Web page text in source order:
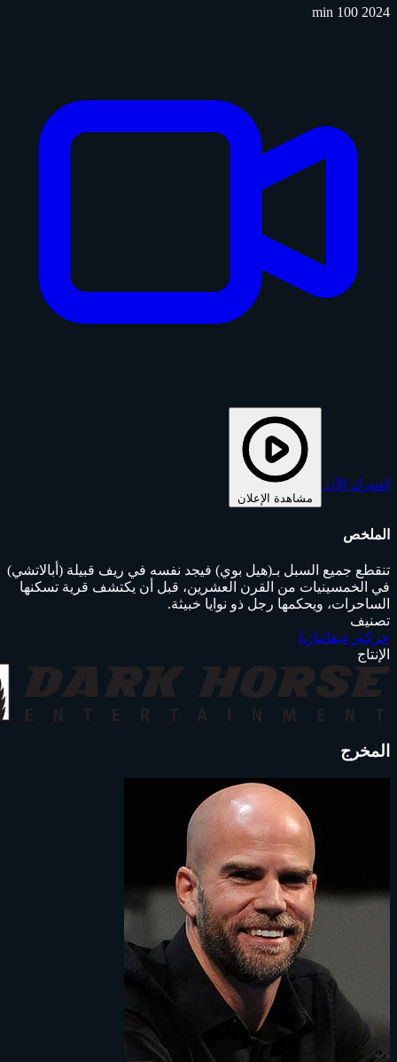
2024
100 min
اشترك الآن
مشاهدة الإعلان
الملخص
تنقطع جميع السبل بـ(هيل بوي) فيجد نفسه في ريف قبيلة (أبالاتشي)
في الخمسينيات من القرن العشرين، قبل أن يكتشف قرية تسكنها
الساحرات، ويحكمها رجل ذو نوايا خبيثة.
تصنيف
حركةرعبفانتازيا
الإنتاج
المخرج